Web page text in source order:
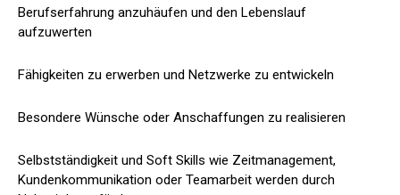
Berufserfahrung anzuhäufen und den Lebenslauf
aufzuwerten
Fähigkeiten zu erwerben und Netzwerke zu entwickeln
Besondere Wünsche oder Anschaffungen zu realisieren
Selbstständigkeit und Soft Skills wie Zeitmanagement,
Kundenkommunikation oder Teamarbeit werden durch